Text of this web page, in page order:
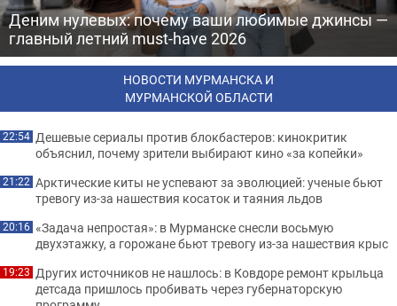
Деним нулевых: почему ваши любимые джинсы —
главный летний must-have 2026
НОВОСТИ МУРМАНСКА И
МУРМАНСКОЙ ОБЛАСТИ
22:54 Дешевые сериалы против блокбастеров: кинокритик
объяснил, почему зрители выбирают кино «за копейки»
21:22 Арктические киты не успевают за эволюцией: ученые бьют
тревогу из-за нашествия косаток и таяния льдов
20:16 «Задача непростая»: в Мурманске снесли восьмую
двухэтажку, а горожане бьют тревогу из-за нашествия крыс
19:23 Других источников не нашлось: в Ковдоре ремонт крыльца
детсада пришлось пробивать через губернаторскую